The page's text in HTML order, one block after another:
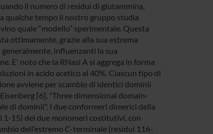
il numero di residui di glutammina,
qualche tempo il nostro gruppo studia
quale “modello” sperimentale. Questa
ottimamente, grazie alla sua estrema
influenzanti la sua
E' noto che la RNasi A si aggrega in forma
in acido acetico al 40%. Ciascun tipo di
avviene per scambio di identici dominii
[6], "Three dimensional domain-
di dominii". I due conformeri dimerici della
1-15) dei due monomeri costitutivi, con
dell’estremo C-terminale (residui 116-